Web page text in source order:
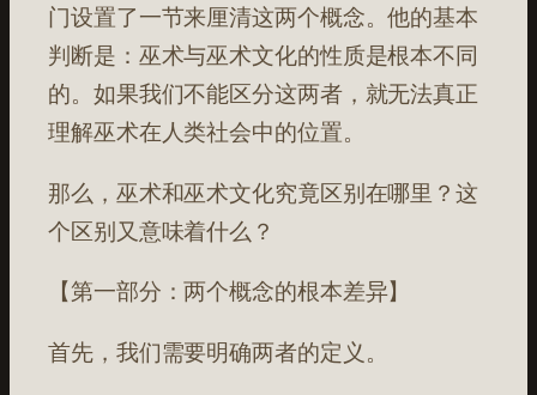
门设置了一节来厘清这两个概念。他的基本
判断是：巫术与巫术文化的性质是根本不同
的。如果我们不能区分这两者，就无法真正
理解巫术在人类社会中的位置。
那么，巫术和巫术文化究竟区别在哪里？这
个区别又意味着什么？
【第一部分：两个概念的根本差异】
首先，我们需要明确两者的定义。